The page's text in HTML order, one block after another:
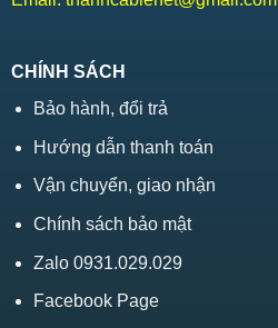
CHÍNH SÁCH
Bảo hành, đổi trả
Hướng dẫn thanh toán
Vận chuyển, giao nhận
Chính sách bảo mật
Zalo 0931.029.029
Facebook Page